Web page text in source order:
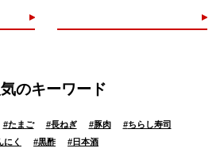
のキーワード
#たまご #長ねぎ #豚肉 #ちらし寿司
にく #黒酢 #日本酒